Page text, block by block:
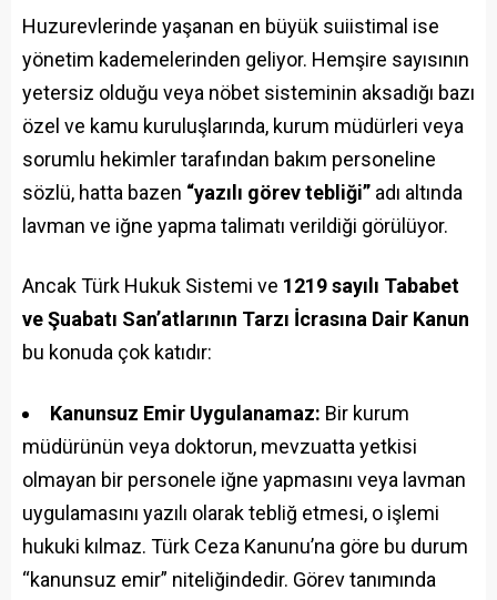
Huzurevlerinde yaşanan en büyük suiistimal ise
yönetim kademelerinden geliyor. Hemşire sayısının
yetersiz olduğu veya nöbet sisteminin aksadığı bazı
özel ve kamu kuruluşlarında, kurum müdürleri veya
sorumlu hekimler tarafından bakım personeline
sözlü, hatta bazen “yazılı görev tebliği” adı altında
lavman ve iğne yapma talimatı verildiği görülüyor.
Ancak Türk Hukuk Sistemi ve 1219 sayılı Tababet
ve Şuabatı San’atlarının Tarzı İcrasına Dair Kanun
bu konuda çok katıdır:
Kanunsuz Emir Uygulanamaz: Bir kurum
müdürünün veya doktorun, mevzuatta yetkisi
olmayan bir personele iğne yapmasını veya lavman
uygulamasını yazılı olarak tebliğ etmesi, o işlemi
hukuki kılmaz. Türk Ceza Kanunu’na göre bu durum
“kanunsuz emir” niteliğindedir. Görev tanımında